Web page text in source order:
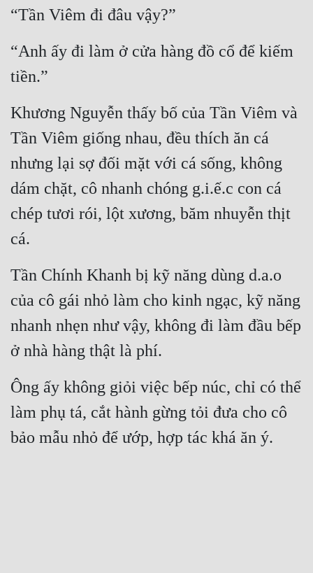
“Tần Viêm đi đâu vậy?”
“Anh ấy đi làm ở cửa hàng đồ cổ để kiếm
tiền.”
Khương Nguyễn thấy bố của Tần Viêm và
Tần Viêm giống nhau, đều thích ăn cá
nhưng lại sợ đối mặt với cá sống, không
dám chặt, cô nhanh chóng g.i.ế.c con cá
chép tươi rói, lột xương, băm nhuyễn thịt
cá.
Tần Chính Khanh bị kỹ năng dùng d.a.o
của cô gái nhỏ làm cho kinh ngạc, kỹ năng
nhanh nhẹn như vậy, không đi làm đầu bếp
ở nhà hàng thật là phí.
Ông ấy không giỏi việc bếp núc, chỉ có thể
làm phụ tá, cắt hành gừng tỏi đưa cho cô
bảo mẫu nhỏ để ướp, hợp tác khá ăn ý.